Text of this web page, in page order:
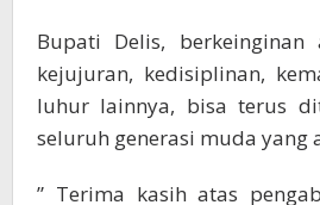
Bupati Delis,
kejujuran, kedisiplinan,
luhur lainnya, bisa terus
seluruh generasi muda yang
” Terima kasih atas